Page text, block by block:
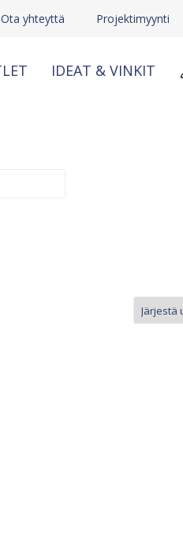
Ota yhteyttä Projektimyynti
IDEAT & VINKIT